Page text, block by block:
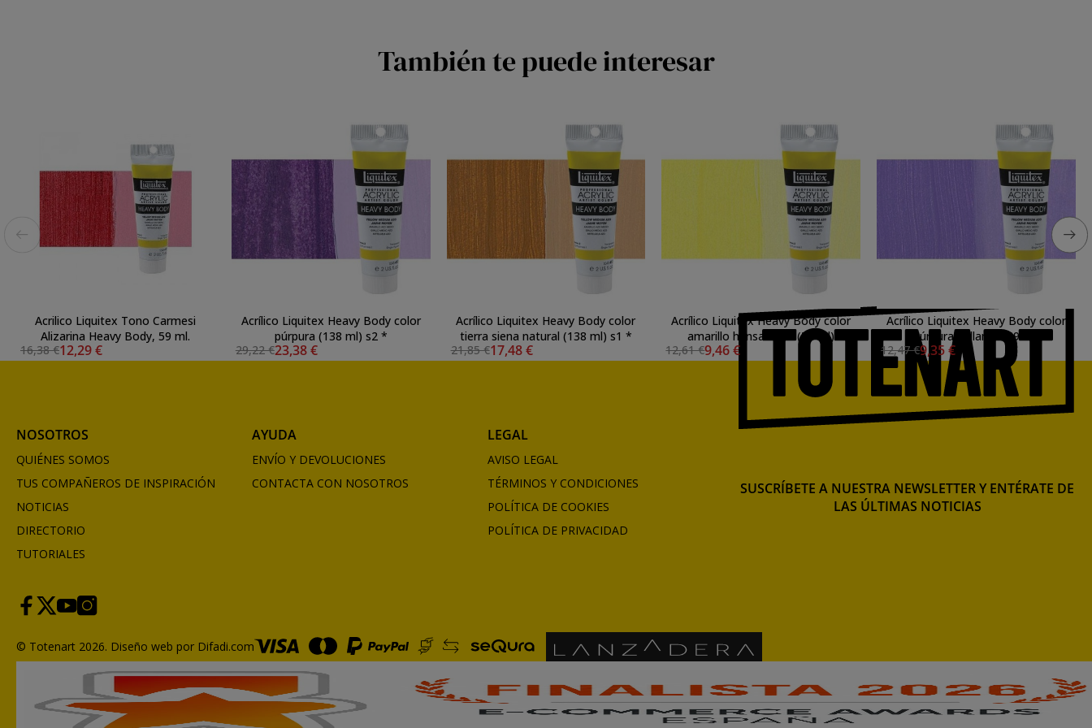
También te puede interesar
Acrilico Liquitex Tono Carmesi
Alizarina Heavy Body, 59 ml.
16,38 €12,29 €
Acrílico Liquitex Heavy Body color
púrpura (138 ml) s2 *
29,22 €23,38 €
Acrílico Liquitex Heavy Body color
tierra siena natural (138 ml) s1 *
21,85 €17,48 €
Acrílico Liquitex Heavy Body color
amarillo hansa claro (59 ml)
12,61 €9,46 €
Acrílico Liquitex Heavy Body color
púrpura brillante (59 ml)
12,47 €9,35 €
NOSOTROS
QUIÉNES SOMOS
TUS COMPAÑEROS DE INSPIRACIÓN
NOTICIAS
DIRECTORIO
TUTORIALES
AYUDA
ENVÍO Y DEVOLUCIONES
CONTACTA CON NOSOTROS
LEGAL
AVISO LEGAL
TÉRMINOS Y CONDICIONES
POLÍTICA DE COOKIES
POLÍTICA DE PRIVACIDAD
SUSCRÍBETE A NUESTRA NEWSLETTER Y ENTÉRATE DE
LAS ÚLTIMAS NOTICIAS
© Totenart 2026. Diseño web por Difadi.com